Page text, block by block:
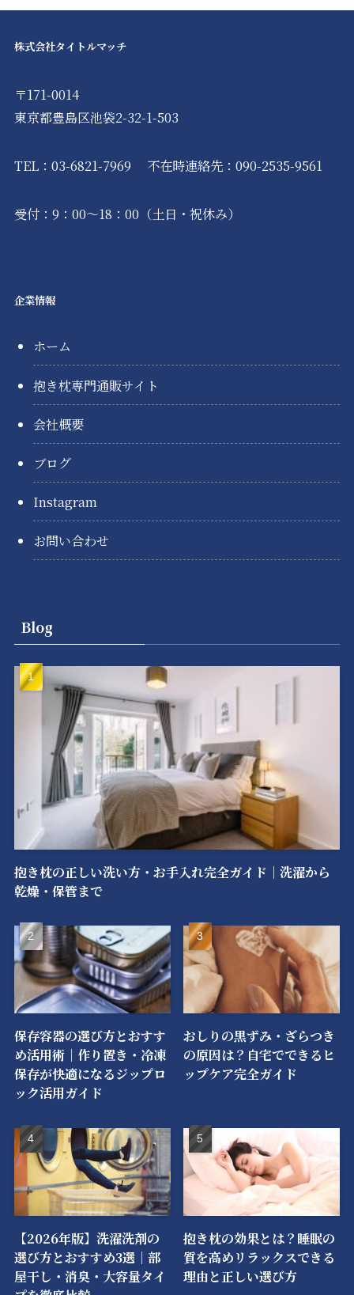
株式会社タイトルマッチ
〒171-0014
東京都豊島区池袋2-32-1-503
TEL： 03-6821-7969 不在時連絡先： 090-2535-9561
受付：9：00～18：00（土日・祝休み）
企業情報
ホーム
抱き枕専門通販サイト
会社概要
ブログ
Instagram
お問い合わせ
Blog
抱き枕の正しい洗い方・お手入れ完全ガイド｜洗濯から
乾燥・保管まで
保存容器の選び方とおすす
め活用術｜作り置き・冷凍
保存が快適になるジップロ
ック活用ガイド
おしりの黒ずみ・ざらつき
の原因は？自宅でできるヒ
ップケア完全ガイド
【2026年版】洗濯洗剤の
選び方とおすすめ3選｜部
屋干し・消臭・大容量タイ
抱き枕の効果とは？睡眠の
質を高めリラックスできる
理由と正しい選び方